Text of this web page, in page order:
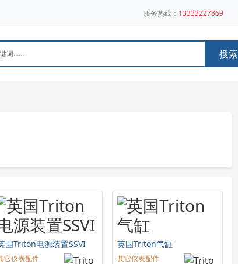
服务热线： 13333227869
搜索
国Triton电源装置SSVI
它仪表配件
英国Triton气缸
其它仪表配件